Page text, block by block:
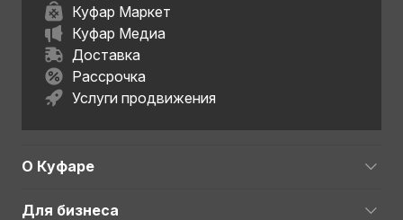
Куфар Маркет
Куфар Медиа
Доставка
Рассрочка
Услуги продвижения
О Куфаре
Для бизнеса